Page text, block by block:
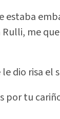
estaba
me
dio risa el
por tu